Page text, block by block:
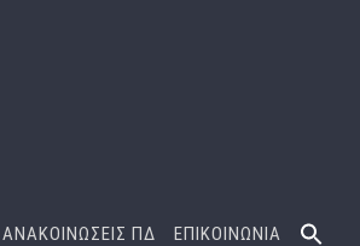
ΑΝΑΚΟΙΝΩΣΕΙΣ ΠΔ ΕΠΙΚΟΙΝΩΝΙΑ